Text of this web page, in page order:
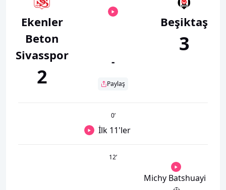
Ekenler
Beton
Sivasspor
2
-
Paylaş
Beşiktaş
3
0’
İlk 11'ler
12’
Michy Batshuayi